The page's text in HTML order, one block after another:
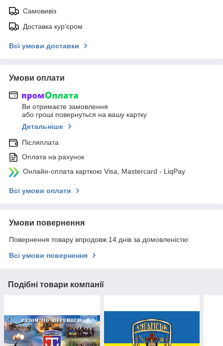
Самовивіз
Доставка кур'єром
Всі умови доставки
Умови оплати
Ви отримаєте замовлення
або гроші повернуться на вашу картку
Детальніше
Післяплата
Оплата на рахунок
Онлайн-оплата карткою Visa, Mastercard - LiqPay
Всі умови оплати
Умови повернення
Повернення товару впродовж 14 днів за домовленістю
Всі умови повернення
Подібні товари компанії